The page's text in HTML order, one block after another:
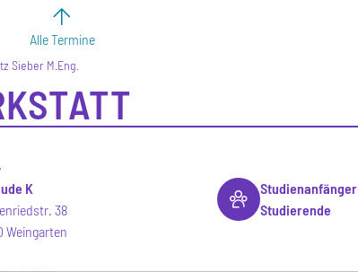
Alle Termine
Sieber M.Eng.
K
38
Weingarten
Studienanfänger
Studierende